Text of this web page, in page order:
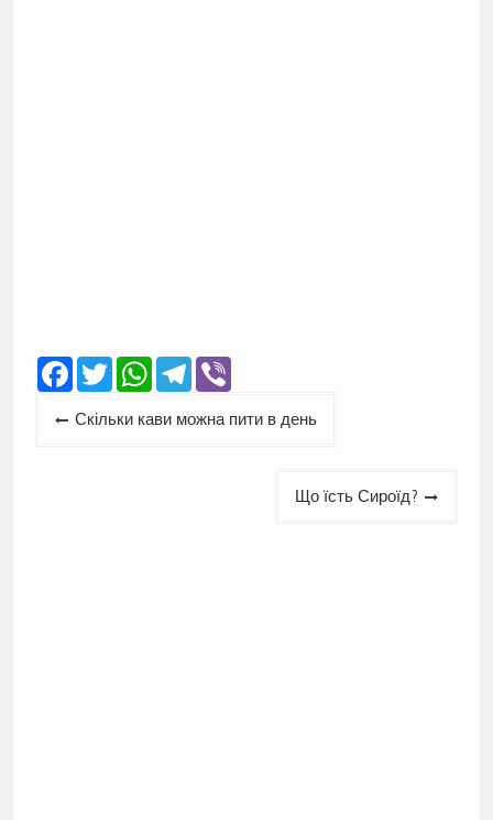
Facebook
TwitterWhatsApp
Telegram
Viber
Навігація
Скільки кави можна пити в день
Що їсть Сироїд?